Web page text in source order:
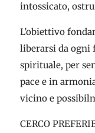
intossicato,
L’obiettivo
liberarsi da ogni
spirituale, per
pace e in
vicino e
CERCO